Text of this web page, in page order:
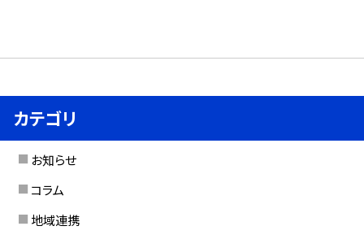
カテゴリ
お知らせ
コラム
地域連携